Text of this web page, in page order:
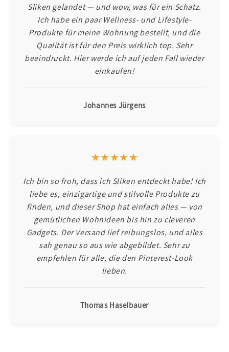
Sliken gelandet — und wow, was für ein Schatz.
Ich habe ein paar Wellness- und Lifestyle-
Produkte für meine Wohnung bestellt, und die
Qualität ist für den Preis wirklich top. Sehr
beeindruckt. Hier werde ich auf jeden Fall wieder
einkaufen!
Johannes Jürgens
★★★★★
Ich bin so froh, dass ich Sliken entdeckt habe! Ich
liebe es, einzigartige und stilvolle Produkte zu
finden, und dieser Shop hat einfach alles — von
gemütlichen Wohnideen bis hin zu cleveren
Gadgets. Der Versand lief reibungslos, und alles
sah genau so aus wie abgebildet. Sehr zu
empfehlen für alle, die den Pinterest-Look
lieben.
Thomas Haselbauer